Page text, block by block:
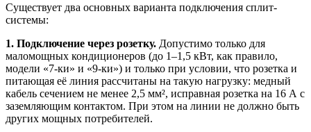
Существует два основных варианта подключения сплит-
системы:
1. Подключение через розетку. Допустимо только для
маломощных кондиционеров (до 1–1,5 кВт, как правило,
модели «7-ки» и «9-ки») и только при условии, что розетка и
питающая её линия рассчитаны на такую нагрузку: медный
кабель сечением не менее 2,5 мм², исправная розетка на 16 А с
заземляющим контактом. При этом на линии не должно быть
других мощных потребителей.